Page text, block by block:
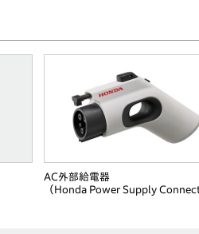
AC外部給電器
（Honda Power Supply